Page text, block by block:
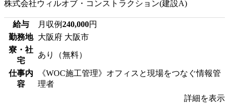
株式会社ウィルオブ・コンストラクション(建設A)
給与 月収例240,000円
勤務地
大阪府 大阪市
寮・社
宅
あり（無料）
仕事内
容
《WOC施工管理》オフィスと現場をつなぐ情報管
理者
詳細を表示